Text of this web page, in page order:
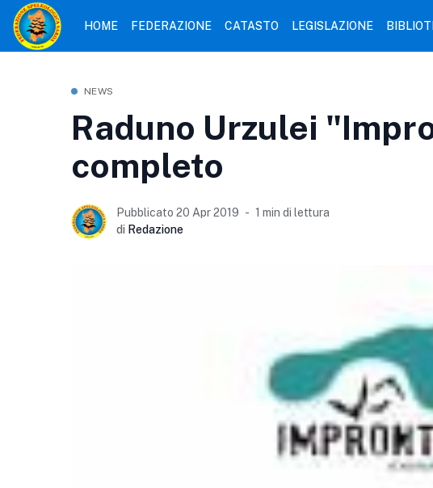
HOME FEDERAZIONE CATASTO LEGISLAZIONE
NEWS
Raduno Urzulei
completo
Pubblicato 20 Apr 2019
1 min di lettura
di Redazione